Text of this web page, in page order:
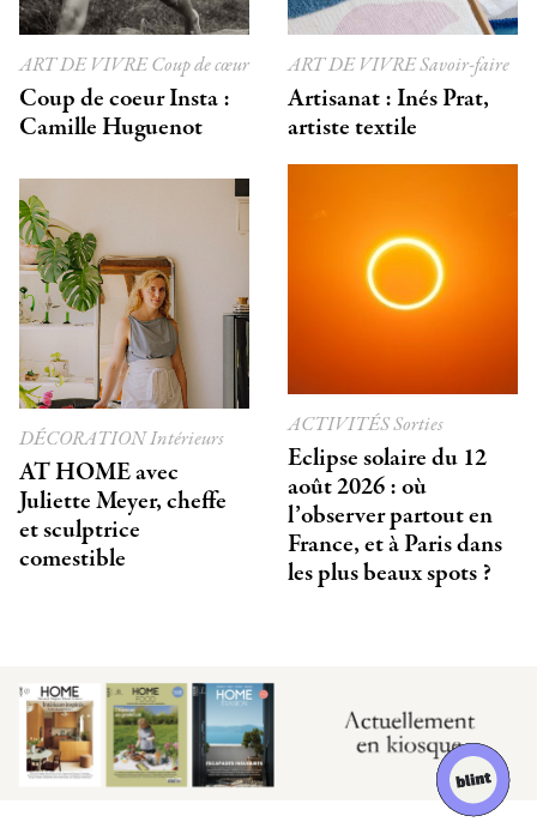
ART DE VIVRECoup de cœur
Coup de coeur Insta :
Camille Huguenot
ART DE VIVRESavoir-faire
Artisanat : Inés Prat,
artiste textile
DÉCORATIONIntérieurs
AT HOME avec
Juliette Meyer, cheffe
et sculptrice
comestible
ACTIVITÉSSorties
Eclipse solaire du 12
août 2026 : où
l’observer partout en
France, et à Paris dans
les plus beaux spots ?